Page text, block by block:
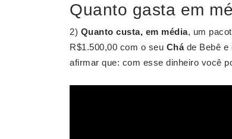
Quanto gasta em
2) Quanto custa, em média, um
R$1.500,00 com o seu Cháde Bebê e
afirmar que: com esse dinheiro você